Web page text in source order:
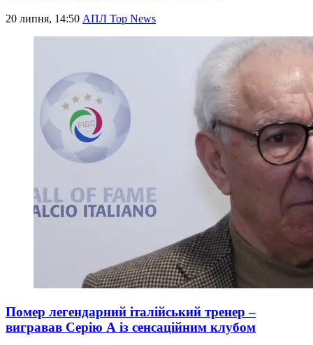
20 липня, 14:50 АПЛ Top News
Помер легендарний італійський тренер –
вигравав Серію А із сенсаційним клубом